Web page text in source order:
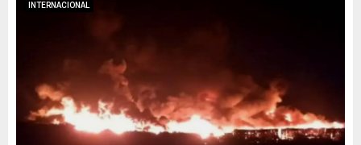
INTERNACIONAL